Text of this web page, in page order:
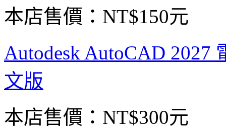
本店售價： NT$150元
Autodesk AutoCAD
文版
本店售價： NT$300元